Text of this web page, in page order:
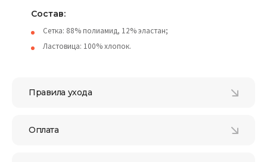
Состав:
Сетка: 88% полиамид, 12% эластан;
Ластовица: 100% хлопок.
Правила ухода
Оплата